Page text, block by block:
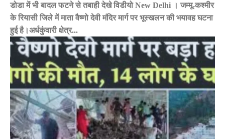
डोडा में भी बादल फटने से तबाही देखे विडीयो New Delhi । जम्मू-कश्मीर
के रियासी जिले में माता वैष्णो देवी मंदिर मार्ग पर भूस्खलन की भयावह घटना
हुई है।अर्धकुंवारी क्षेत्र...